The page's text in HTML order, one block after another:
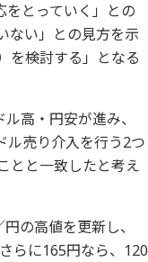
とっていく」との
ない」との見方を示
を検討する」となる
高・円安が進み、
ル売り介入を行う2つ
とと一致したと考え
の高値を更新し、
らに165円なら、120